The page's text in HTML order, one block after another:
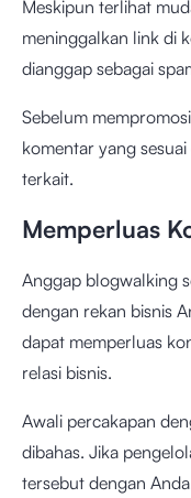
Meskipun terlihat
meninggalkan link di
dianggap sebagai
Sebelum
komentar yang
terkait.
Memperluas
Anggap blogwalking
dengan rekan bisnis
dapat memperluas
relasi bisnis.
Awali percakapan
dibahas. Jika
tersebut dengan